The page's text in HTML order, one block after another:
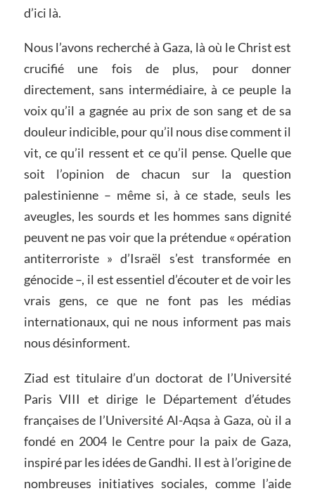
d’ici là.
Nous l’avons recherché à Gaza, là où le Christ est
crucifié une fois de plus, pour donner
directement, sans intermédiaire, à ce peuple la
voix qu’il a gagnée au prix de son sang et de sa
douleur indicible, pour qu’il nous dise comment il
vit, ce qu’il ressent et ce qu’il pense. Quelle que
soit l’opinion de chacun sur la question
palestinienne – même si, à ce stade, seuls les
aveugles, les sourds et les hommes sans dignité
peuvent ne pas voir que la prétendue « opération
antiterroriste » d’Israël s’est transformée en
génocide –, il est essentiel d’écouter et de voir les
vrais gens, ce que ne font pas les médias
internationaux, qui ne nous informent pas mais
nous désinforment.
Ziad est titulaire d’un doctorat de l’Université
Paris VIII et dirige le Département d’études
françaises de l’Université Al-Aqsa à Gaza, où il a
fondé en 2004 le Centre pour la paix de Gaza,
inspiré par les idées de Gandhi. Il est à l’origine de
nombreuses initiatives sociales, comme l’aide